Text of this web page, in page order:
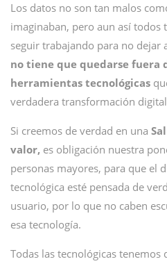
Los datos no son tan malos
imaginaban, pero aun así todos
seguir trabajando para no dejar
no tiene que quedarse fuera
herramientas tecnológicas
verdadera transformación
Si creemos de verdad en una
valor, es obligación nuestra
personas mayores, para que el
tecnológica esté pensada de
usuario, por lo que no caben
esa tecnología.
Todas las tecnológicas